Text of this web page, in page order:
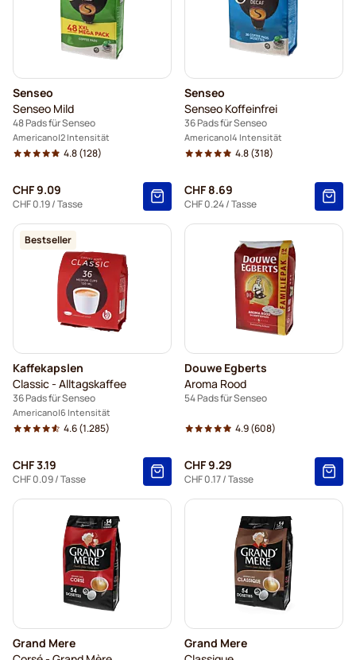
Senseo
Senseo Mild
48 Pads für Senseo
Americano 2 Intensität
4.8(128)
CHF 9.09
CHF 0.19/ Tasse
Senseo
Senseo Koffeinfrei
36 Pads für Senseo
Americano 4 Intensität
4.8(318)
CHF 8.69
CHF 0.24/ Tasse
Bestseller
Kaffekapslen
Classic - Alltagskaffee
36 Pads für Senseo
Americano 6 Intensität
4.6(1.285)
CHF 3.19
CHF 0.09/ Tasse
Douwe Egberts
Aroma Rood
54 Pads für Senseo
4.9(608)
CHF 9.29
CHF 0.17/ Tasse
Grand Mere
Grand Mere